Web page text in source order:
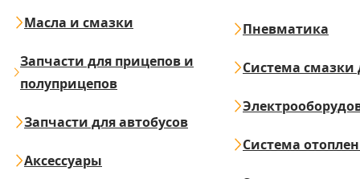
Масла и смазки
Запчасти для прицепов и
полуприцепов
Запчасти для автобусов
Аксессуары
Пневматика
Система смазки
Система